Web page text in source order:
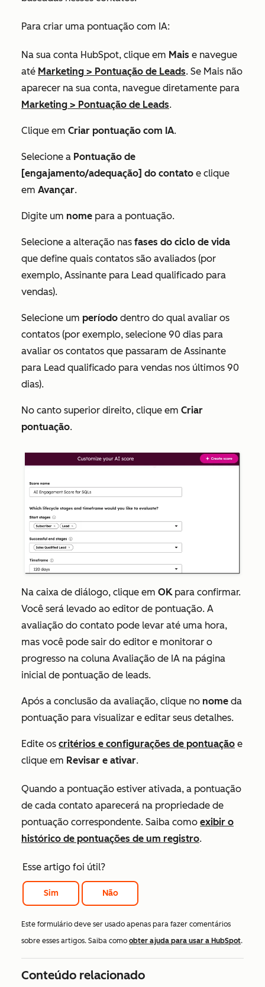
Para criar uma pontuação com IA:
Na sua conta HubSpot, clique em Mais e navegue
até Marketing > Pontuação de Leads. Se Mais não
aparecer na sua conta, navegue diretamente para
Marketing > Pontuação de Leads.
Clique em Criar pontuação com IA.
Selecione a Pontuação de
[engajamento/adequação] do contato e clique
em Avançar.
Digite um nome para a pontuação.
Selecione a alteração nas fases do ciclo de vida
que define quais contatos são avaliados (por
exemplo, Assinante para Lead qualificado para
vendas).
Selecione um período dentro do qual avaliar os
contatos (por exemplo, selecione 90 dias para
avaliar os contatos que passaram de Assinante
para Lead qualificado para vendas nos últimos 90
dias).
No canto superior direito, clique em Criar
pontuação.
Na caixa de diálogo, clique em OK para confirmar.
Você será levado ao editor de pontuação. A
avaliação do contato pode levar até uma hora,
mas você pode sair do editor e monitorar o
progresso na coluna Avaliação de IA na página
inicial de pontuação de leads.
Após a conclusão da avaliação, clique no nome da
pontuação para visualizar e editar seus detalhes.
Edite os critérios e configurações de pontuação e
clique em Revisar e ativar.
Quando a pontuação estiver ativada, a pontuação
de cada contato aparecerá na propriedade de
pontuação correspondente. Saiba como exibir o
histórico de pontuações de um registro.
Esse artigo foi útil?
Sim Não
Este formulário deve ser usado apenas para fazer comentários
sobre esses artigos. Saiba como obter ajuda para usar a HubSpot.
Conteúdo relacionado